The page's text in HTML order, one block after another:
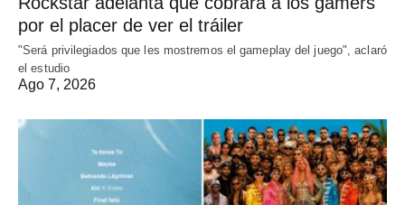
por el placer de ver el tráiler
"Será privilegiados que les mostremos el gameplay del juego", aclaró
el estudio
Ago 7, 2026